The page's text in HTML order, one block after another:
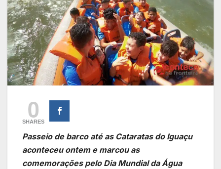
0
SHARES
Passeio de barco até as Cataratas do Iguaçu
aconteceu ontem e marcou as
comemorações pelo Dia Mundial da Água